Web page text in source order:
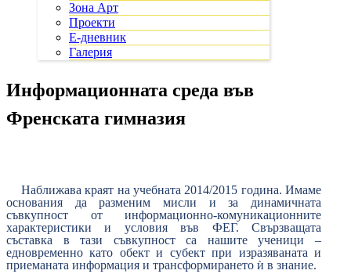
Зона Арт
Проекти
Е-дневник
Галерия
Информационната среда във
Френската гимназия
Наближава краят на учебната 2014/2015 година. Имаме
основания да разменим мисли и за динамичната
съвкупност от информационно-комуникационните
характеристики и условия във ФЕГ. Свързващата
съставка в тази съвкупност са нашите ученици –
едновременно като обект и субект при изразяваната и
приеманата информация и трансформирането ѝ в знание.